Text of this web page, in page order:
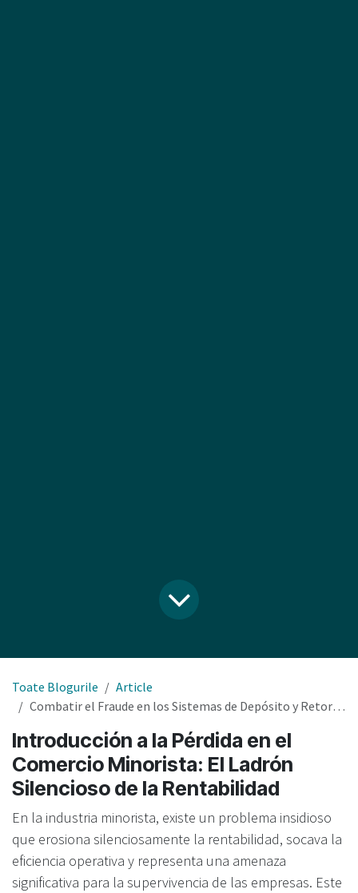
Toate Blogurile
Article
Combatir el Fraude en los Sistemas de Depósito y Retorno: El Papel de la Tecnología Avanzada en las Máquinas Expendedora Inversa
Introducción a la Pérdida en el
Comercio Minorista: El Ladrón
Silencioso de la Rentabilidad
En la industria minorista, existe un problema insidioso
que erosiona silenciosamente la rentabilidad, socava la
eficiencia operativa y representa una amenaza
significativa para la supervivencia de las empresas. Este